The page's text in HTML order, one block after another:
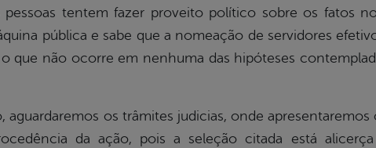
tentem fazer proveito político sobre os fatos
pública e sabe que a nomeação de servidores
que não ocorre em nenhuma das hipóteses
os trâmites judicias, onde apresentaremos
da ação, pois a seleção citada está